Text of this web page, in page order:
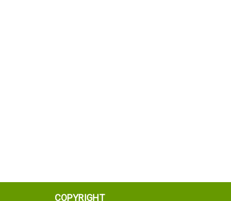
COPYRIGHT